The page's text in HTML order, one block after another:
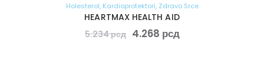
Holesterol, Kardioprotektori, Zdravo Srce
HEARTMAX HEALTH AID
5.234рсд 4.268 рсд